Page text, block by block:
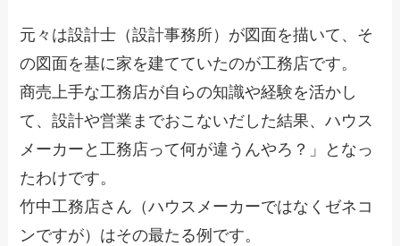
元々は設計士（設計事務所）が図面を描いて、そ
の図面を基に家を建てていたのが工務店です。
商売上手な工務店が自らの知識や経験を活かし
て、設計や営業までおこないだした結果、ハウス
メーカーと工務店って何が違うんやろ？」となっ
たわけです。
竹中工務店さん（ハウスメーカーではなくゼネコ
ンですが）はその最たる例です。